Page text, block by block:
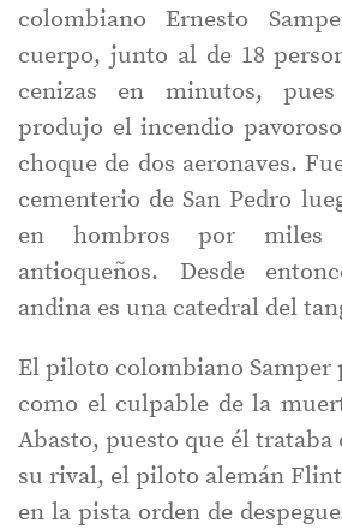
colombiano Ernesto
cuerpo, junto al de 18
cenizas en minutos,
produjo el incendio
choque de dos aeronaves.
cementerio de San Pedro
en hombros por miles
antioqueños. Desde
andina es una catedral del
El piloto colombiano Samper
como el culpable de la
Abasto, puesto que él
su rival, el piloto alemán
en la pista orden de